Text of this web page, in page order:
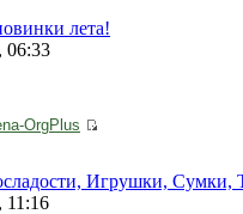
лета!
06:33
OrgPlus
Игрушки, Сумки,
11:16